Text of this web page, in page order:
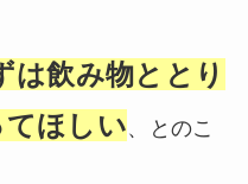
は飲み物ととり
ほしい、とのこ